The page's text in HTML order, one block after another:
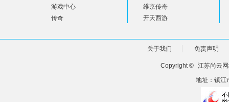
游戏中心
传奇
维京传奇
开天西游
关于我们 免责声明
Copyright © 江苏尚云
地址：镇江